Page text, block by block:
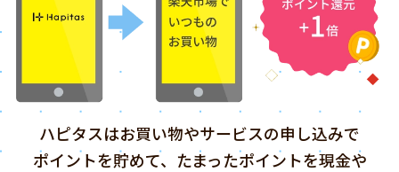
ハピタスはお買い物やサービスの申し込みで
ポイントを貯めて、たまったポイントを現金や